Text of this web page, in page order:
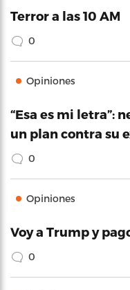
Terror a las 10 AM
0
Opiniones
“Esa es mi letra”:
un plan contra su
0
Opiniones
Voy a Trump y
0